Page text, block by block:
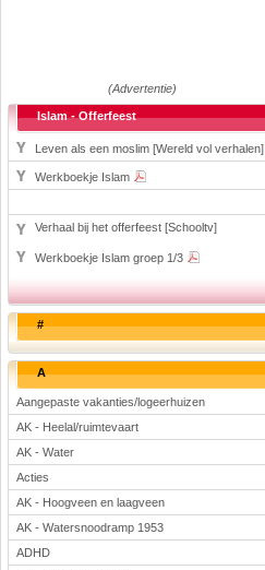
(Advertentie)
Islam - Offerfeest
Leven als een moslim [Wereld vol verhalen]
Werkboekje Islam
Verhaal bij het offerfeest [Schooltv]
Werkboekje Islam groep 1/3
#
A
Aangepaste vakanties/logeerhuizen
AK - Heelal/ruimtevaart
AK - Water
Acties
AK - Hoogveen en laagveen
AK - Watersnoodramp 1953
ADHD